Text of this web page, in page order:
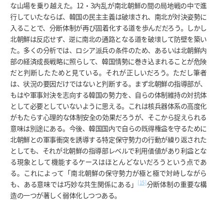
な山場を乗り越えた。12・3内乱が南北朝鮮の間の局地戦の中で進
行していたならば、韓国の民主主義は破壊され、南北が対決姿勢に
入ることで、分断体制が再び固着化する道を歩んだだろう。しかし
北朝鮮は反応せず、逆に南北の通路となる道を破壊して防壁を築い
た。多くの分析では、ロシア派兵の条件のため、あるいは北朝鮮内
部の経済成長戦略に照らして、韓国情勢に巻き込まれることが危険
だと判断したためと見ている。それが正しいだろう。ただし筆者
は、状況の要因だけではないと判断する。まず北朝鮮の指導部が、
もはや軍事対決を志向する韓国の勢力を、自らの体制維持の対抗体
として必要としていないように思える。これは核兵器体系の高度化
がもたらす心理的な体制安全の効果だろうが、そこから捉えられる
意味は別途にある。今後、韓国国内で自らの既得権益を守るために
北朝鮮との軍事衝突を誘導する特定保守勢力の行動が繰り返された
としても、それが北朝鮮の指導部レベルで利用価値があり利益とな
る現象として機能するケースはほとんどないだろうという点であ
る。これによって「南北朝鮮の保守勢力が極と極で対峙しながら
も、ある意味では巧妙な共生関係にある」
[15]分断体制の重要な構
造の一つが著しく弱体化しつつある。